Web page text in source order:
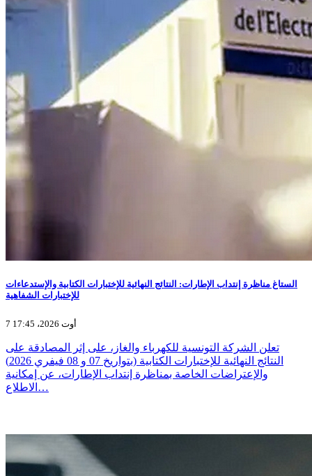
الستاغ مناظرة إنتداب الإطارات: النتائج النهائية للإختبارات الكتابية والإستدعاءات
للإختبارات الشفاهية
7 أوت 2026، 17:45
تعلن الشركة التونسية للكهرباء والغاز، على إثر المصادقة على
النتائج النهائية للإختبارات الكتابية (بتواريخ 07 و 08 فيفري 2026)
والإعتراضات الخاصة بمناظرة إنتداب الإطارات، عن إمكانية
الاطلاع…